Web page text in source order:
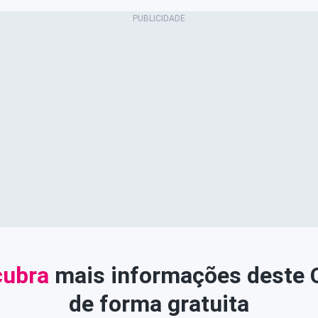
mais informações deste
de forma gratuita